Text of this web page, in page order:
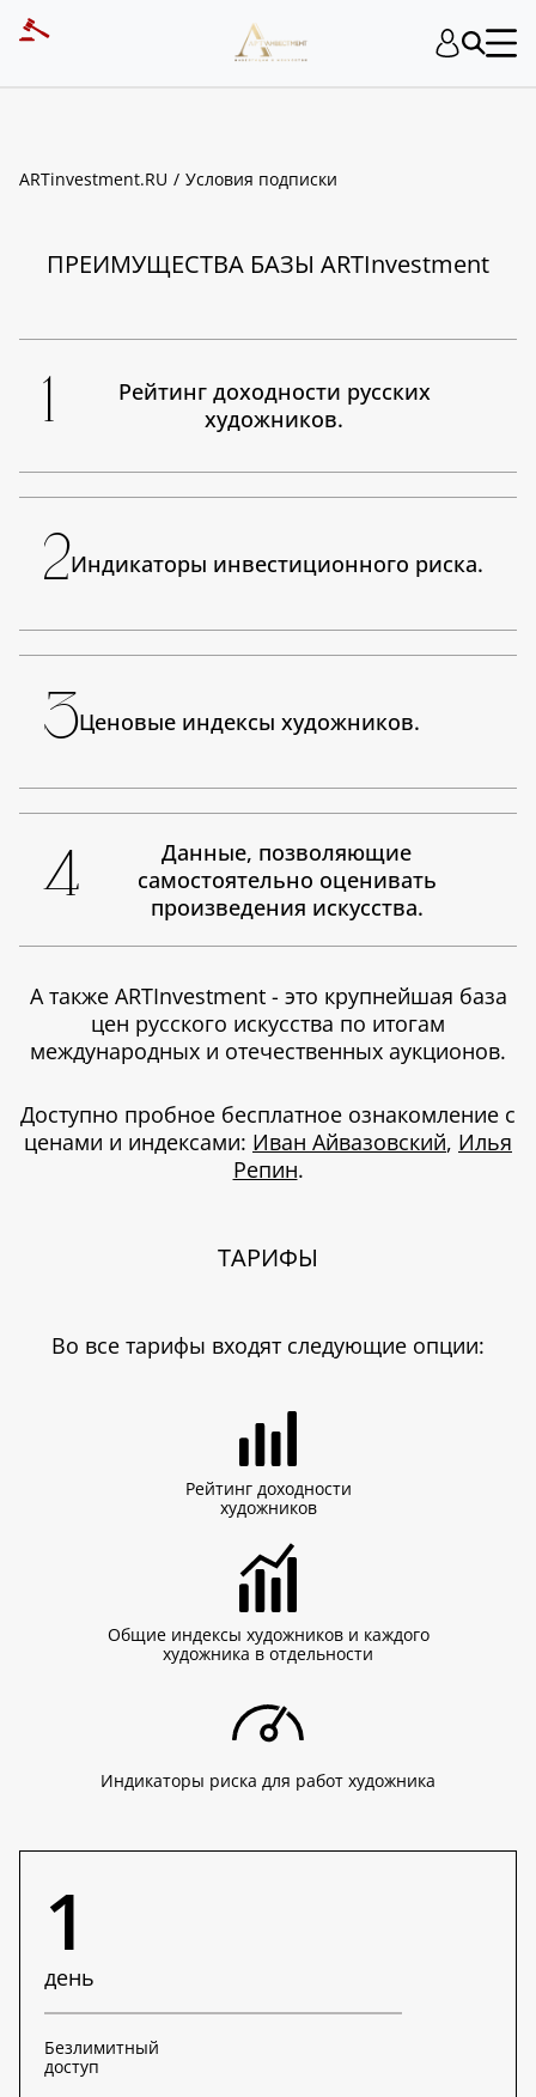
ARTinvestment.RU Условия подписки
ПРЕИМУЩЕСТВА БАЗЫ ARTInvestment
1 Рейтингдоходности русских
художников.
2Индикаторы инвестиционного риска.
3Ценовые индексы художников.
4 Данные, позволяющие
самостоятельно оценивать
произведения искусства.
А также ARTInvestment- это крупнейшая база
цен русского искусства по итогам
международных и отечественных аукционов.
Доступно пробное бесплатное ознакомление с
ценами и индексами: Иван Айвазовский, Илья
Репин.
ТАРИФЫ
Во все тарифы входят следующие опции:
Рейтинг доходности
художников
Общие индексы художников и каждого
художника в отдельности
Индикаторы риска для работ художника
1
день
Безлимитный
доступ